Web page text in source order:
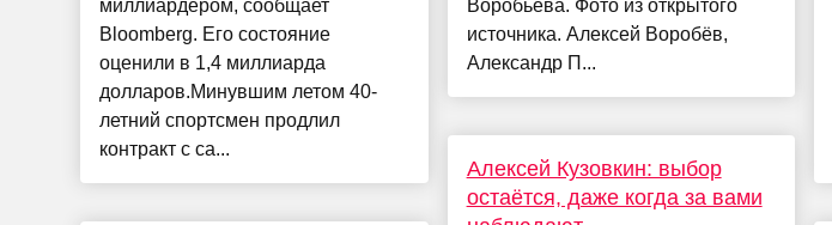
миллиардером, сообщает
Bloomberg. Его состояние
оценили в 1,4 миллиарда
долларов.Минувшим летом 40-
летний спортсмен продлил
контракт с са...
Воробьева. Фото из открытого
источника. Алексей Воробёв,
Александр П...
Алексей Кузовкин: выбор
остаётся, даже когда за вами